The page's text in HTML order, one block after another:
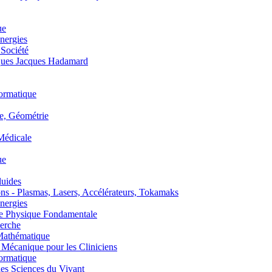
Jacques Hadamard
Géométrie
Plasmas, Lasers, Accélérateurs, Tokamaks
Fondamentale
pour les Cliniciens
Sciences du Vivant